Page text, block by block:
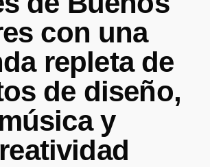
con una
repleta de
de diseño,
y